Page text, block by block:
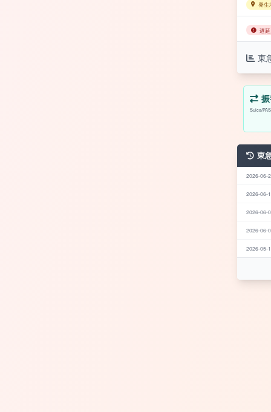
発生
遅
東
Suica/
東
2026-06-
2026-06-
2026-06-
2026-06-
2026-05-